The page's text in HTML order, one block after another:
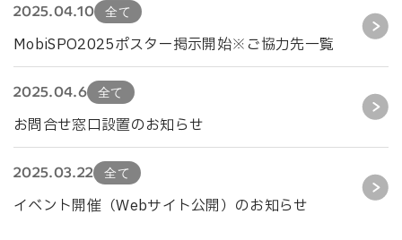
2025.04.10 全て
MobiSPO2025ポスター掲示開始※ご協力先一覧
2025.04.6 全て
お問合せ窓口設置のお知らせ
2025.03.22 全て
イベント開催（Webサイト公開）のお知らせ